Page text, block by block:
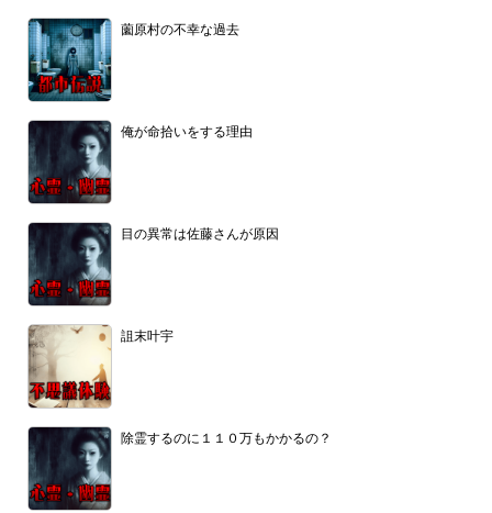
薗原村の不幸な過去
俺が命拾いをする理由
目の異常は佐藤さんが原因
詛末叶宇
除霊するのに１１０万もかかるの？